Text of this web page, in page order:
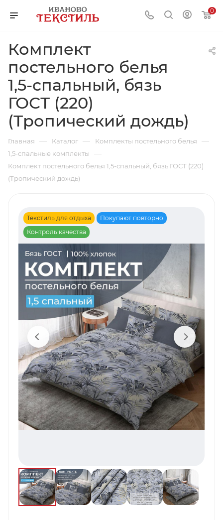
0
Комплект
постельного белья
1,5-спальный, бязь
ГОСТ (220)
(Тропический дождь)
Главная — Каталог — Комплекты постельного белья —
1,5-спальные комплекты —
Комплект постельного белья 1,5-спальный, бязь ГОСТ (220)
(Тропический дождь)
Текстиль для отдыха
Покупают повторно
Контроль качества